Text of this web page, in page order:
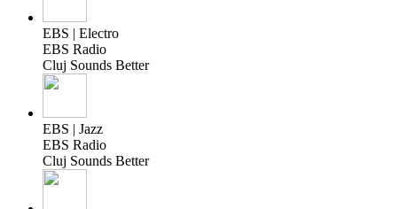
EBS | Electro
EBS Radio
Cluj Sounds Better
EBS | Jazz
EBS Radio
Cluj Sounds Better